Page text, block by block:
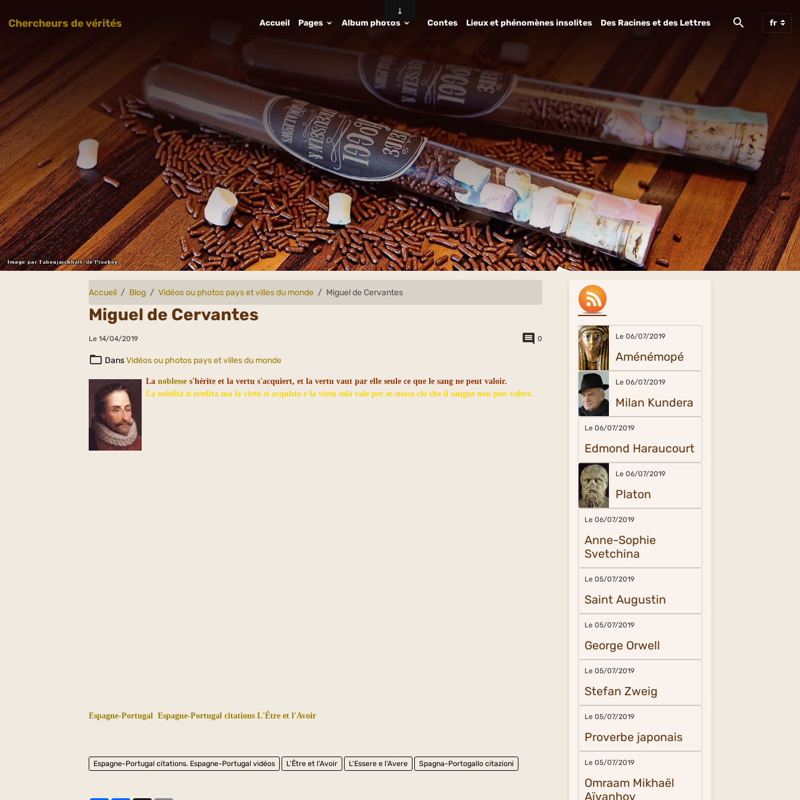
Chercheurs de vérités Accueil Pages Album photos Contes Lieux et phénomènes insolites Des Racines et des Lettres
Accueil Blog Vidéos ou photos pays et villes du monde Miguel de Cervantes
Miguel de Cervantes
Le 14/04/2019 0
DansVidéos ou photos pays et villes du monde
Lanoblesse s'hérite et la vertu s'acquiert, et la vertu vaut par elle seule ce que le sang ne peut valoir.
La nobiltà si eredita ma la virtù si acquista e la virtù sola vale per se stessa ciò che il sangue non può valere.
Espagne-Portugal Espagne-Portugal citations L'Être et l'Avoir
Espagne-Portugal citations. Espagne-Portugal vidéos L'Être et l'Avoir L'Essere e l'Avere Spagna-Portogallo citazioni
Le 06/07/2019
Aménémopé
Le 06/07/2019
Milan Kundera
Le 06/07/2019
Edmond Haraucourt
Le 06/07/2019
Platon
Le 06/07/2019
Anne-Sophie
Svetchina
Le 05/07/2019
Saint Augustin
Le 05/07/2019
George Orwell
Le 05/07/2019
Stefan Zweig
Le 05/07/2019
Proverbe japonais
Le 05/07/2019
Omraam Mikhaël
Aïvanhov